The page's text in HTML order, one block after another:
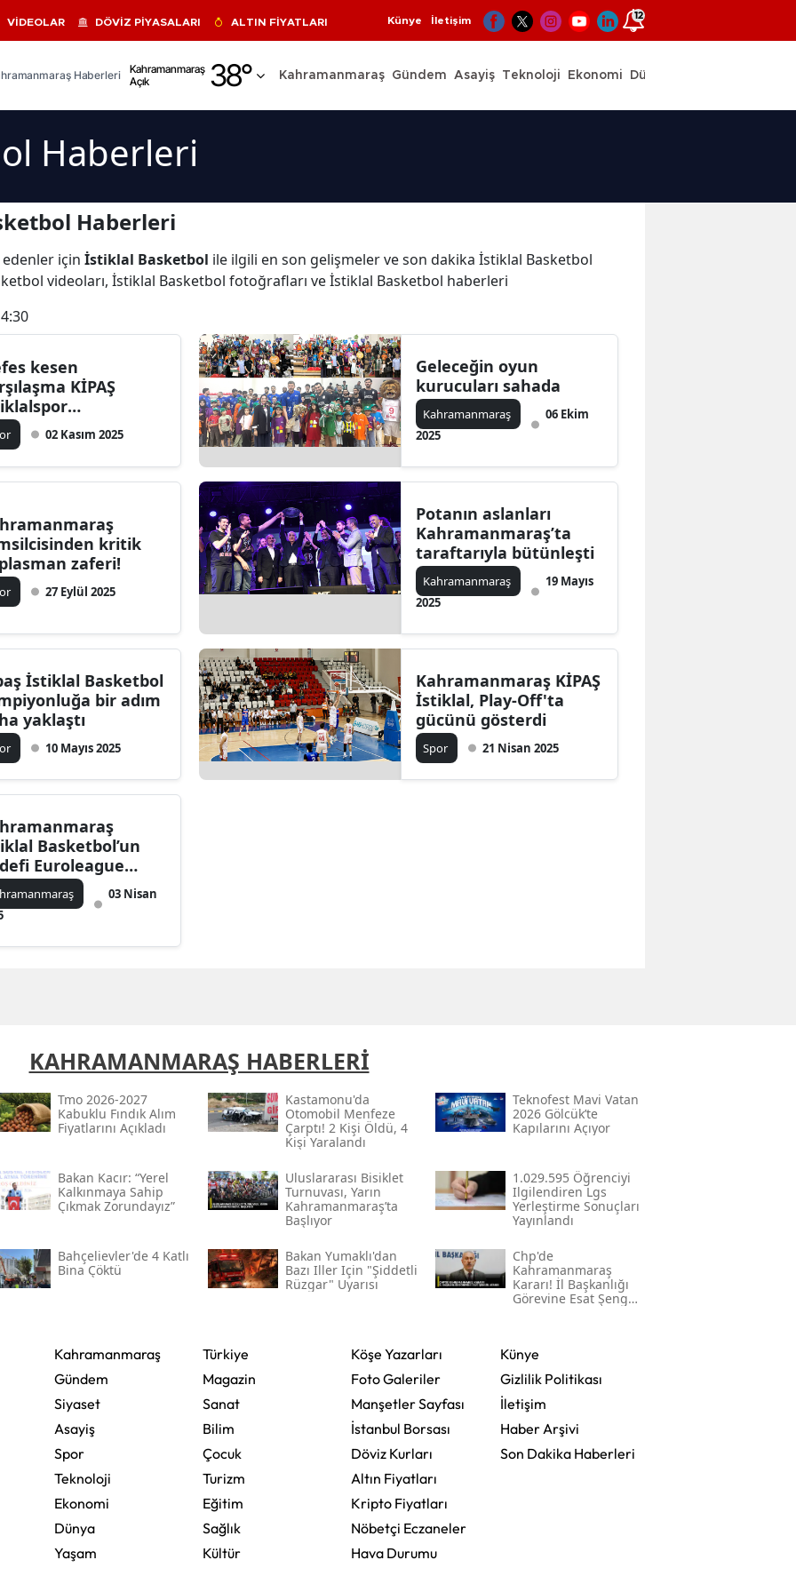
VİDEOLAR DÖVİZ PİYASALARI ALTIN FİYATLARI Künye İletişim 12
Haberleri
Kahramanmaraş
Açık
38°
Adıyaman
Ağrı
Amasya
Ankara
Antalya
Çanakkale
Çankırı
Çorum
Diyarbakır
Erzincan
Gümüşhane
Hakkari
Isparta
Mersin
İstanbul
Kastamonu
Kahramanmaraş Gündem Asayiş Teknoloji Ekonomi Dünya
Haberleri
Haberleri
için İstiklal Basketbol ile ilgili en son gelişmeler ve son dakika İstiklal Basketbol
videoları, İstiklal Basketbol fotoğrafları ve İstiklal Basketbol haberleri
kesen
KİPAŞ
02 Kasım 2025
Geleceğin oyun
kurucuları sahada
Kahramanmaraş
06 Ekim
2025
kritik
zaferi!
27 Eylül 2025
Potanın aslanları
Kahramanmaraş’ta
taraftarıyla bütünleşti
Kahramanmaraş
19 Mayıs
2025
İstiklal Basketbol
bir adım
yaklaştı
10 Mayıs 2025
Kahramanmaraş KİPAŞ
İstiklal, Play-Off'ta
gücünü gösterdi
Spor 21 Nisan 2025
Basketbol’un
Euroleague
03 Nisan
KAHRAMANMARAŞ HABERLERİ
Tmo 2026-2027
Kabuklu Fındık Alım
Fiyatlarını Açıkladı
Kastamonu'da
Otomobil Menfeze
Çarptı! 2 Kişi Öldü, 4
Kişi Yaralandı
Teknofest Mavi Vatan
2026 Gölcük’te
Kapılarını Açıyor
Bakan Kacır: “yerel
Kalkınmaya Sahip
Çıkmak Zorundayız”
Uluslararası Bisiklet
Turnuvası, Yarın
Kahramanmaraş’ta
Başlıyor
1.029.595 Öğrenciyi
Ilgilendiren Lgs
Yerleştirme Sonuçları
Yayınlandı
Bahçelievler'de 4 Katlı
Bina Çöktü
Bakan Yumaklı'dan
Bazı Iller Için "şiddetli
Rüzgar" Uyarısı
Chp'de
Kahramanmaraş
Kararı! İl Başkanlığı
Görevine Esat Şengül
Kahramanmaraş
Gündem
Siyaset
Asayiş
Spor
Teknoloji
Ekonomi
Dünya
Yaşam
Türkiye
Magazin
Sanat
Bilim
Çocuk
Turizm
Eğitim
Sağlık
Kültür
Köşe Yazarları
Foto Galeriler
Manşetler Sayfası
İstanbul Borsası
Döviz Kurları
Altın Fiyatları
Kripto Fiyatları
Nöbetçi Eczaneler
Hava Durumu
Künye
Gizlilik Politikası
İletişim
Haber Arşivi
Son Dakika Haberleri